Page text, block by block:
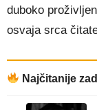
duboko
osvaja srca
Najčitanije